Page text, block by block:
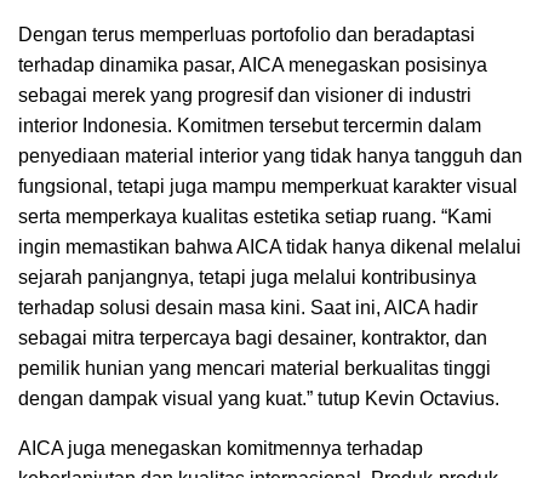
Dengan terus memperluas portofolio dan beradaptasi
terhadap dinamika pasar, AICA menegaskan posisinya
sebagai merek yang progresif dan visioner di industri
interior Indonesia. Komitmen tersebut tercermin dalam
penyediaan material interior yang tidak hanya tangguh dan
fungsional, tetapi juga mampu memperkuat karakter visual
serta memperkaya kualitas estetika setiap ruang. “Kami
ingin memastikan bahwa AICA tidak hanya dikenal melalui
sejarah panjangnya, tetapi juga melalui kontribusinya
terhadap solusi desain masa kini. Saat ini, AICA hadir
sebagai mitra terpercaya bagi desainer, kontraktor, dan
pemilik hunian yang mencari material berkualitas tinggi
dengan dampak visual yang kuat.” tutup Kevin Octavius.
AICA juga menegaskan komitmennya terhadap